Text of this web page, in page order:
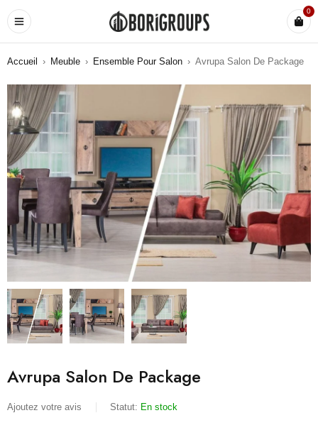
0
Accueil › Meuble › Ensemble Pour Salon › Avrupa Salon De Package
Avrupa Salon De Package
Ajoutez votre avis Statut: En stock